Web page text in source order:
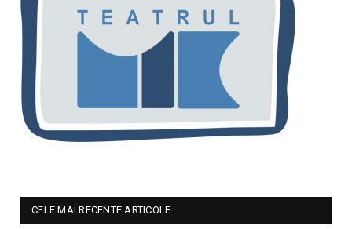
CELE MAI RECENTE ARTICOLE